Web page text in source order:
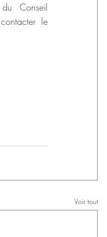
Conseil
le
Voir tout